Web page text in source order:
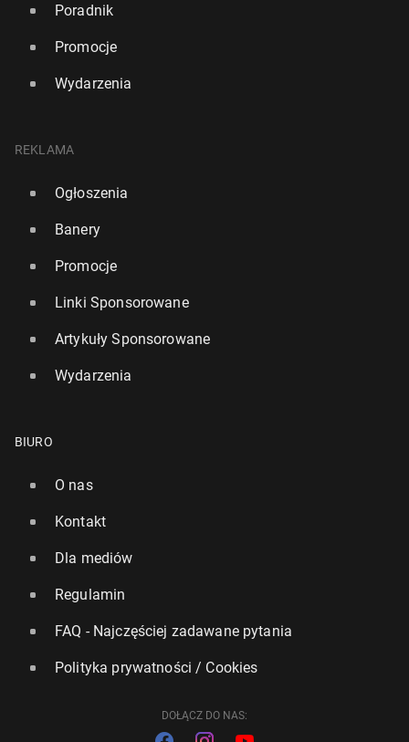
Poradnik
Promocje
Wydarzenia
REKLAMA
Ogłoszenia
Banery
Promocje
Linki Sponsorowane
Artykuły Sponsorowane
Wydarzenia
BIURO
O nas
Kontakt
Dla mediów
Regulamin
FAQ - Najczęściej zadawane pytania
Polityka prywatności / Cookies
DOŁĄCZ DO NAS: